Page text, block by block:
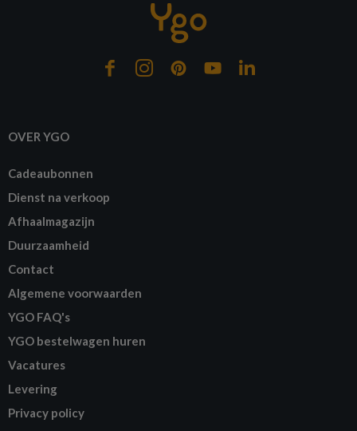
OVER YGO
Cadeaubonnen
Dienst na verkoop
Afhaalmagazijn
Duurzaamheid
Contact
Algemene voorwaarden
YGO FAQ's
YGO bestelwagen huren
Vacatures
Levering
Privacy policy